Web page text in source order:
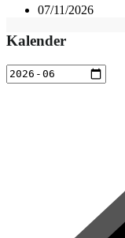
07/11/2026
Kalender